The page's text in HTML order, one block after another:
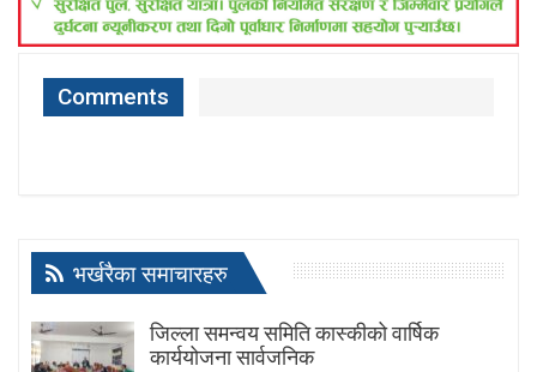
Comments
भर्खरैका समाचारहरु
जिल्ला समन्वय समिति कास्कीको वार्षिक
कार्ययोजना सार्वजनिक